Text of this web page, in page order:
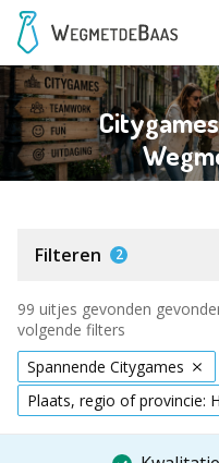
Filteren 2
99 uitjes gevonden
volgende filters
Spannende Citygames
Plaats, regio of provincie: